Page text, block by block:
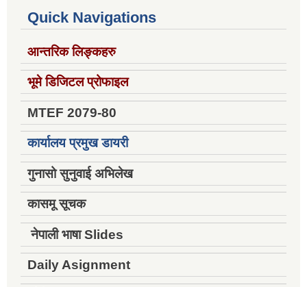
Quick Navigations
आन्तरिक लिङ्कहरु
भूमे डिजिटल प्रोफाइल
MTEF 2079-80
कार्यालय प्रमुख डायरी
गुनासो सुनुवाई अभिलेख
कासमू सूचक
नेपाली भाषा Slides
Daily Asignment